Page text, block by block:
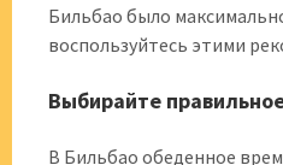
Бильбао было
воспользуйтесь этими
Выбирайте
В Бильбао обеденное